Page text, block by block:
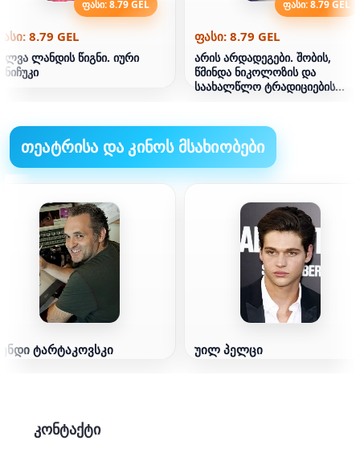
ფასი: 8.79 GEL
8.79 GEL
ლანდის წიგნი. იური
ფასი: 8.79 GEL
ფასი: 8.79 GEL
არის არდადეგები. შობის,
წმინდა ნიკოლოზის და
საახალწლო ტრადიციების
თეატრისა და კინოს მსახიობები
ტარტაკოვსკი უილ პელცი
კონტაქტი